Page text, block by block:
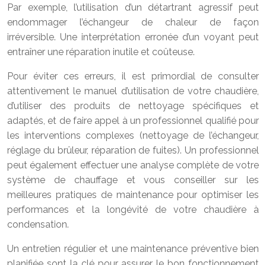
Par exemple, l’utilisation d’un détartrant agressif peut
endommager l’échangeur de chaleur de façon
irréversible. Une interprétation erronée d’un voyant peut
entraîner une réparation inutile et coûteuse.
Pour éviter ces erreurs, il est primordial de consulter
attentivement le manuel d’utilisation de votre chaudière,
d’utiliser des produits de nettoyage spécifiques et
adaptés, et de faire appel à un professionnel qualifié pour
les interventions complexes (nettoyage de l’échangeur,
réglage du brûleur, réparation de fuites). Un professionnel
peut également effectuer une analyse complète de votre
système de chauffage et vous conseiller sur les
meilleures pratiques de maintenance pour optimiser les
performances et la longévité de votre chaudière à
condensation.
Un entretien régulier et une maintenance préventive bien